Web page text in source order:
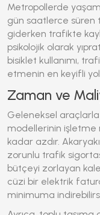
Metropollerde
gün saatlerce süren
giderken trafikte
psikolojik olarak
bisiklet kullanımı,
etmenin en keyifli
Zaman ve
Geleneksel araçlarla
modellerinin
kadar azdır.
zorunlu trafik
bütçeyi zorlayan
cüzi bir elektrik
minimuma